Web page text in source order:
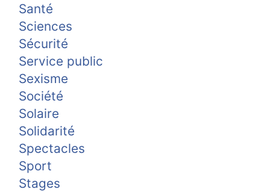
Santé
Sciences
Sécurité
Service public
Sexisme
Société
Solaire
Solidarité
Spectacles
Sport
Stages